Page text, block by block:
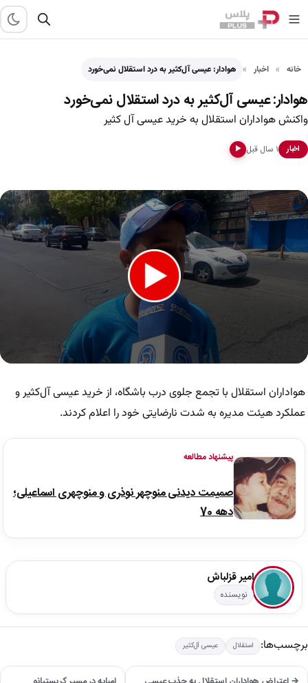
خانه اخبار هوادار: عیسی آل‌کثیر به درد استقلال نمی‌خورد
هوادار: عیسی آل‌کثیر به درد استقلال نمی‌خورد
واکنش هواداران استقلال به خرید عیسی آل کثیر
اخبار ۱ سال قبل ▶
seconds
هواداران استقلال با تجمع جلوی درب باشگاه، از خرید عیسی آل‌کثیر و
عملکرد هیئت مدیره به شدت نارضایتی خود را اعلام کردند.
پیشنهاد مطالعه
صمیمت دیدنی منوچهر نوذری و منوچهری اسماعیلی؛
دهه 70
امیر قزلباش
نویسنده
برچسب‌ها: استقلال عیسی آل‌کثیر